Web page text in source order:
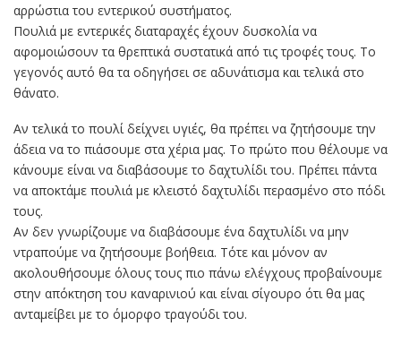
αρρώστια του εντερικού συστήματος.
Πουλιά με εντερικές διαταραχές έχουν δυσκολία να
αφομοιώσουν τα θρεπτικά συστατικά από τις τροφές τους. Το
γεγονός αυτό θα τα οδηγήσει σε αδυνάτισμα και τελικά στο
θάνατο.
Αν τελικά το πουλί δείχνει υγιές, θα πρέπει να ζητήσουμε την
άδεια να το πιάσουμε στα χέρια μας. Το πρώτο που θέλουμε να
κάνουμε είναι να διαβάσουμε το δαχτυλίδι του. Πρέπει πάντα
να αποκτάμε πουλιά με κλειστό δαχτυλίδι περασμένο στο πόδι
τους.
Αν δεν γνωρίζουμε να διαβάσουμε ένα δαχτυλίδι να μην
ντραπούμε να ζητήσουμε βοήθεια. Τότε και μόνον αν
ακολουθήσουμε όλους τους πιο πάνω ελέγχους προβαίνουμε
στην απόκτηση του καναρινιού και είναι σίγουρο ότι θα μας
ανταμείβει με το όμορφο τραγούδι του.